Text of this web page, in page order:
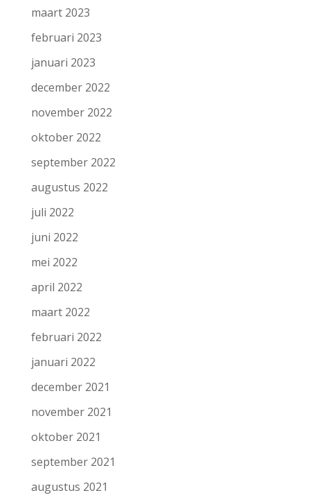
maart 2023
februari 2023
januari 2023
december 2022
november 2022
oktober 2022
september 2022
augustus 2022
juli 2022
juni 2022
mei 2022
april 2022
maart 2022
februari 2022
januari 2022
december 2021
november 2021
oktober 2021
september 2021
augustus 2021